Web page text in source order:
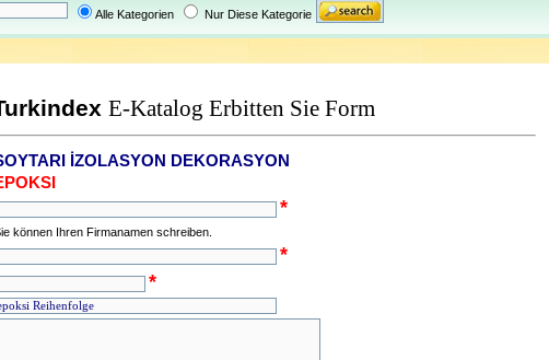
Alle Kategorien Nur Diese Kategorie
E-Katalog Erbitten Sie Form
İZOLASYON DEKORASYON
*
können Ihren Firmanamen schreiben.
*
*